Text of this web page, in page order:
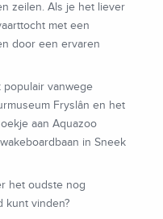
zeilen. Als je het liever
met een
door een ervaren
populair vanwege
Fryslân en het
aan Aquazoo
in Sneek
het oudste nog
kunt vinden?